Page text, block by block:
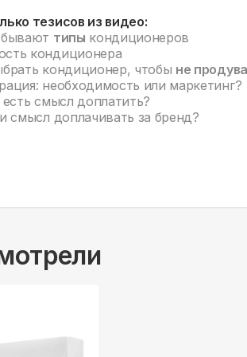
тезисов из видео:
типы кондиционеров
кондиционера
кондиционер, чтобы не
необходимость или маркетинг?
есть смысл доплатить?
смысл доплачивать за бренд?